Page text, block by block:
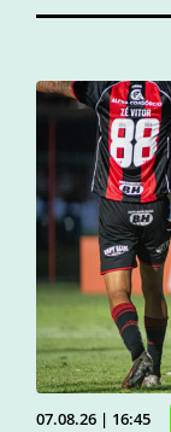
07.08.26 | 16:45